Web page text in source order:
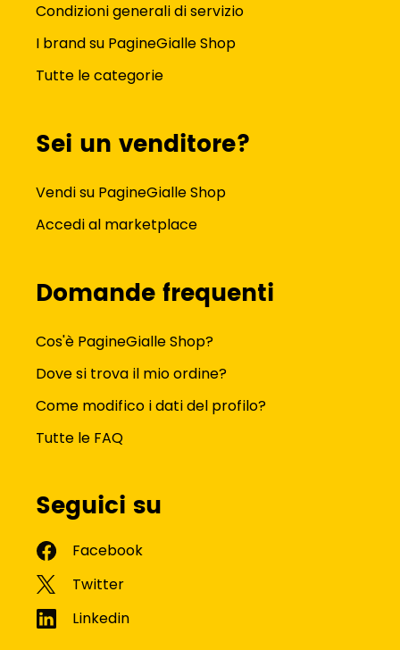
Condizioni generali di servizio
I brand su PagineGialle Shop
Tutte le categorie
Sei un venditore?
Vendi su PagineGialle Shop
Accedi al marketplace
Domande frequenti
Cos'è PagineGialle Shop?
Dove si trova il mio ordine?
Come modifico i dati del profilo?
Tutte le FAQ
Seguici su